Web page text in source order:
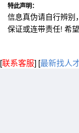
特此声明：
信息真伪请自行辨别
保证或连带责任! 希
[联系客服] [最新找人